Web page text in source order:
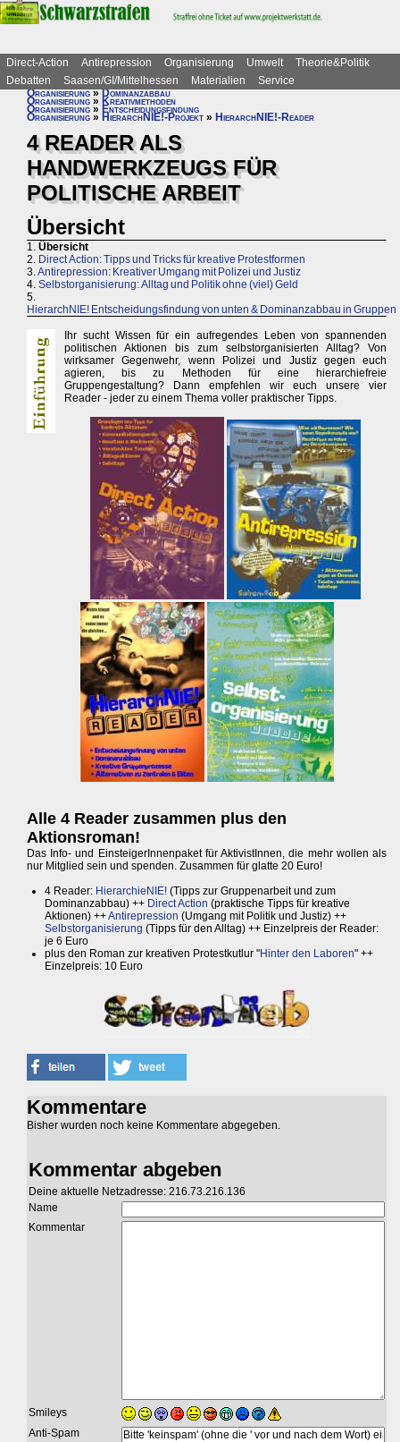
Direct-Action Antirepression Organisierung Umwelt
Theorie&Politik
Debatten
Saasen/GI/Mittelhessen Materialien
Service
Organisierung»Dominanzabbau
Organisierung » Kreativmethoden
Organisierung » Entscheidungsfindung
Organisierung » HierarchNIE!-Projekt » HierarchNIE!-Reader
4 READER ALS
HANDWERKZEUGS FÜR
POLITISCHE ARBEIT
Übersicht
1. Übersicht
2. Direct Action: Tipps und Tricks für kreative Protestformen
3.Antirepression: Kreativer Umgang mit Polizei und Justiz
4. Selbstorganisierung: Alltag und Politik ohne (viel) Geld
5.
HierarchNIE! Entscheidungsfindung von unten & Dominanzabbau in Gruppen
Ihr sucht Wissen für ein aufregendes Leben von spannenden
politischen Aktionen bis zum selbstorganisierten Alltag? Von
wirksamer Gegenwehr, wenn Polizei und Justiz gegen euch
agieren, bis zu Methoden für eine hierarchiefreie
Gruppengestaltung? Dann empfehlen wir euch unsere vier
Reader - jeder zu einem Thema voller praktischer Tipps.
Alle 4 Reader zusammen plus den
Aktionsroman!
Das Info- und EinsteigerInnenpaket für AktivistInnen, die mehr wollen als
nur Mitglied sein und spenden. Zusammen für glatte 20 Euro!
4 Reader: HierarchieNIE! (Tipps zur Gruppenarbeit und zum
Dominanzabbau) ++ Direct Action (praktische Tipps für kreative
Aktionen) ++Antirepression (Umgang mit Politik und Justiz) ++
Selbstorganisierung (Tipps für den Alltag) ++ Einzelpreis der Reader:
je 6 Euro
plus den Roman zur kreativen Protestkutlur "Hinter den Laboren" ++
Einzelpreis: 10 Euro
Kommentare
Bisher wurden noch keine Kommentare abgegeben.
Kommentar abgeben
Deine aktuelle Netzadresse: 216.73.216.136
Name
Kommentar
Smileys
Anti-Spam